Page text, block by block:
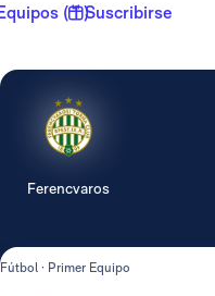
( 1 )Suscribirse
Ferencvaros
Fútbol · Primer Equipo